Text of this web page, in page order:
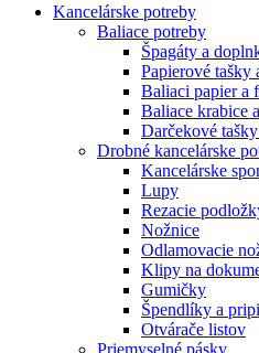
Kancelárske potreby
Baliace potreby
Špagáty a
Papierové tašky
Baliaci papier a
Baliace krabice
Darčekové
Drobné kancelárske
Kancelárske
Lupy
Rezacie
Nožnice
Odlamovacie
Klipy na
Gumičky
Špendlíky a
Otvárače listov
Priemyselné pásky